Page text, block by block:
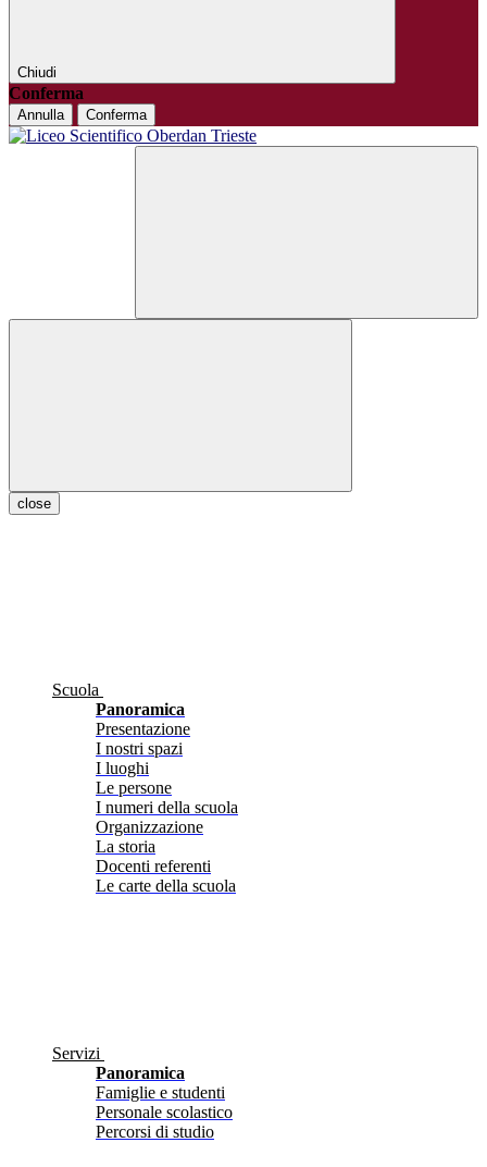
Chiudi
Conferma
Annulla Conferma
close
Scuola
Panoramica
Presentazione
I nostri spazi
I luoghi
Le persone
I numeri della scuola
Organizzazione
La storia
Docenti referenti
Le carte della scuola
Servizi
Panoramica
Famiglie e studenti
Personale scolastico
Percorsi di studio